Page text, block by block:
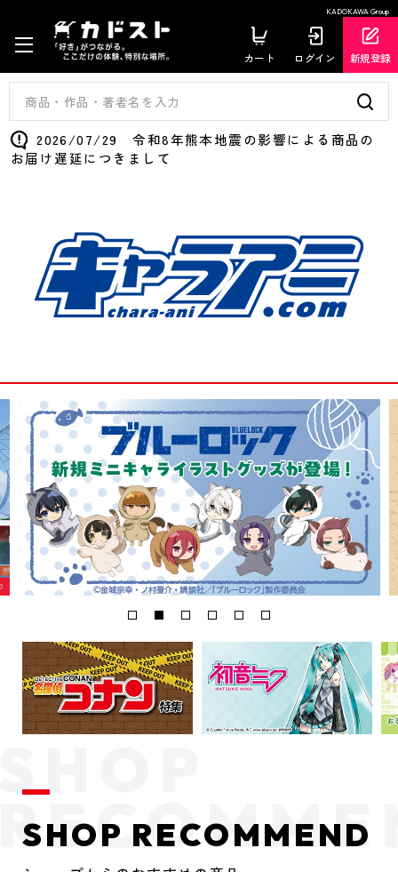
KADOKAWA Group
カート ログイン 新規登録
2026/07/29 令和8年熊本地震の影響による商品の
お届け遅延につきまして
SHOP RECOMMEND